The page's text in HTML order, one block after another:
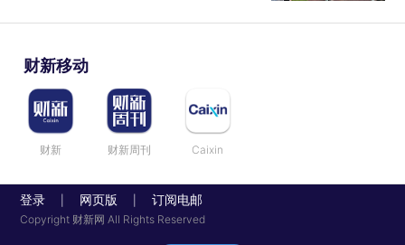
财新移动
财新 财新周刊 Caixin
登录 网页版 订阅电邮
Copyright 财新网 All Rights Reserved